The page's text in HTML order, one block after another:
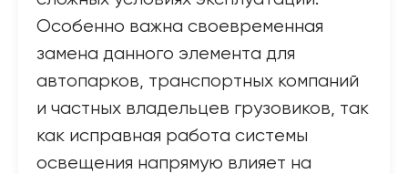
Особенно важна своевременная
замена данного элемента для
автопарков, транспортных компаний
и частных владельцев грузовиков, так
как исправная работа системы
освещения напрямую влияет на